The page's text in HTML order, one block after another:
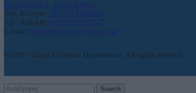
Πτολεμαίων 1, 11635 Αθήνα
Τηλ. Κέντρο:
+30 210.7290046
Τηλ. Ανάγκης:
+30 6936117147
E-mail:
ntsesmelopoulos@sep.org.gr
©2026 - Σώμα Ελλήνων Προσκόπων. All rights reserved.
Search